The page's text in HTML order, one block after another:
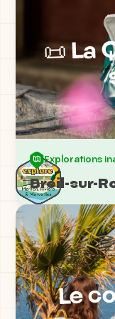
📜 La
Explorations
Breil-sur-
Le